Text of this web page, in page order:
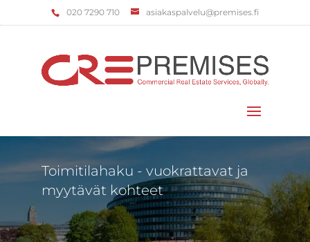
‌020 7290 710 asiakaspalvelu@premises.fi
Toimitilahaku - vuokrattavat ja
myytävät kohteet